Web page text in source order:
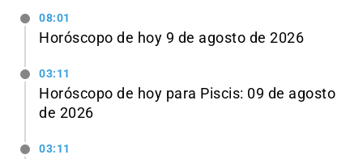
08:01
Horóscopo de hoy 9 de agosto de 2026
03:11
Horóscopo de hoy para Piscis: 09 de agosto
de 2026
03:11